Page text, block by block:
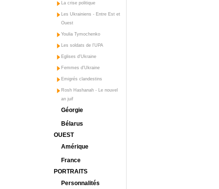
La crise politique
Les Ukrainiens - Entre Est et
Ouest
Youlia Tymochenko
Les soldats de l'UPA
Eglises d'Ukraine
Femmes d'Ukraine
Emigrés clandestins
Rosh Hashanah - Le nouvel
an juif
Géorgie
Bélarus
OUEST
Amérique
France
PORTRAITS
Personnalités